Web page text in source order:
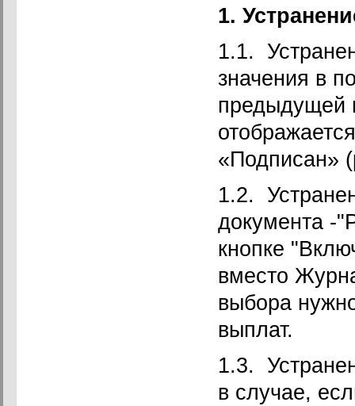
1.
1.1.
значения в
предыдущей
«Подписан»
1.2.
документа -
кнопке
вместо
выбора
выплат.
1.3.
в случае,